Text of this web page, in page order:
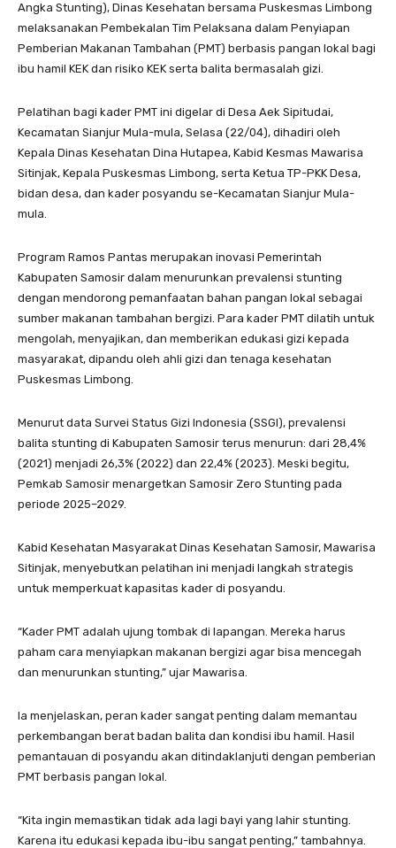
Angka Stunting), Dinas Kesehatan bersama Puskesmas Limbong
melaksanakan Pembekalan Tim Pelaksana dalam Penyiapan
Pemberian Makanan Tambahan (PMT) berbasis pangan lokal bagi
ibu hamil KEK dan risiko KEK serta balita bermasalah gizi.
Pelatihan bagi kader PMT ini digelar di Desa Aek Sipitudai,
Kecamatan Sianjur Mula-mula, Selasa (22/04), dihadiri oleh
Kepala Dinas Kesehatan Dina Hutapea, Kabid Kesmas Mawarisa
Sitinjak, Kepala Puskesmas Limbong, serta Ketua TP-PKK Desa,
bidan desa, dan kader posyandu se-Kecamatan Sianjur Mula-
mula.
Program Ramos Pantas merupakan inovasi Pemerintah
Kabupaten Samosir dalam menurunkan prevalensi stunting
dengan mendorong pemanfaatan bahan pangan lokal sebagai
sumber makanan tambahan bergizi. Para kader PMT dilatih untuk
mengolah, menyajikan, dan memberikan edukasi gizi kepada
masyarakat, dipandu oleh ahli gizi dan tenaga kesehatan
Puskesmas Limbong.
Menurut data Survei Status Gizi Indonesia (SSGI), prevalensi
balita stunting di Kabupaten Samosir terus menurun: dari 28,4%
(2021) menjadi 26,3% (2022) dan 22,4% (2023). Meski begitu,
Pemkab Samosir menargetkan Samosir Zero Stunting pada
periode 2025–2029.
Kabid Kesehatan Masyarakat Dinas Kesehatan Samosir, Mawarisa
Sitinjak, menyebutkan pelatihan ini menjadi langkah strategis
untuk memperkuat kapasitas kader di posyandu.
“Kader PMT adalah ujung tombak di lapangan. Mereka harus
paham cara menyiapkan makanan bergizi agar bisa mencegah
dan menurunkan stunting,” ujar Mawarisa.
Ia menjelaskan, peran kader sangat penting dalam memantau
perkembangan berat badan balita dan kondisi ibu hamil. Hasil
pemantauan di posyandu akan ditindaklanjuti dengan pemberian
PMT berbasis pangan lokal.
“Kita ingin memastikan tidak ada lagi bayi yang lahir stunting.
Karena itu edukasi kepada ibu-ibu sangat penting,” tambahnya.